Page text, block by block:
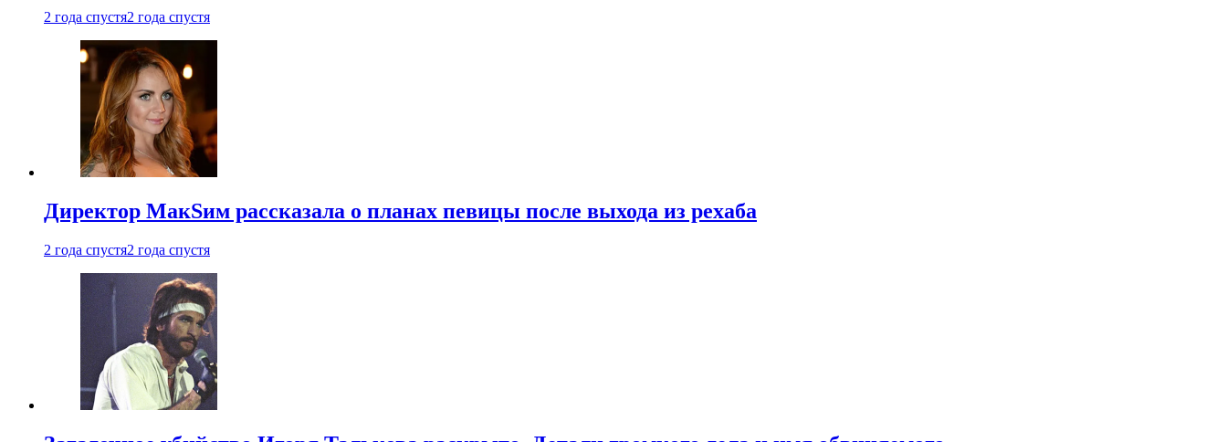
2 года спустя2 года спустя
Директор МакSим рассказала о планах певицы после выхода из рехаба
2 года спустя2 года спустя